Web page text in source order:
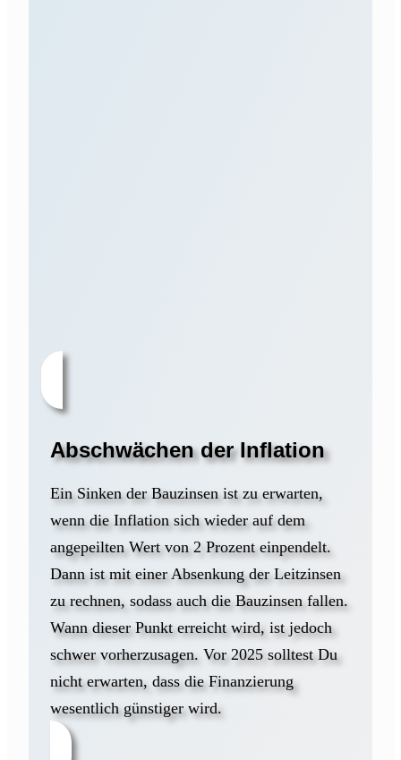
Abschwächen der Inflation
Ein Sinken der Bauzinsen ist zu erwarten,
wenn die Inflation sich wieder auf dem
angepeilten Wert von 2 Prozent einpendelt.
Dann ist mit einer Absenkung der Leitzinsen
zu rechnen, sodass auch die Bauzinsen fallen.
Wann dieser Punkt erreicht wird, ist jedoch
schwer vorherzusagen. Vor 2025 solltest Du
nicht erwarten, dass die Finanzierung
wesentlich günstiger wird.